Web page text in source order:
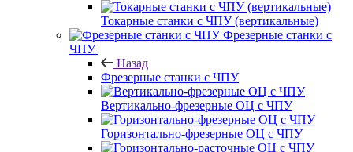
Токарные станки с ЧПУ (вертикальные)
Фрезерные станки с
ЧПУ
Назад
Фрезерные станки с ЧПУ
Вертикально-фрезерные ОЦ с ЧПУ
Горизонтально-фрезерные ОЦ с ЧПУ